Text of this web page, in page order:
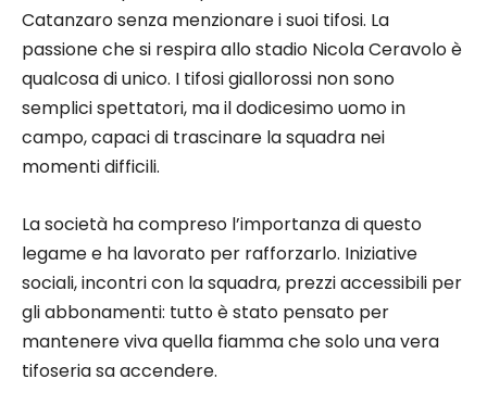
Catanzaro senza menzionare i suoi tifosi. La
passione che si respira allo stadio Nicola Ceravolo è
qualcosa di unico. I tifosi giallorossi non sono
semplici spettatori, ma il dodicesimo uomo in
campo, capaci di trascinare la squadra nei
momenti difficili.
La società ha compreso l’importanza di questo
legame e ha lavorato per rafforzarlo. Iniziative
sociali, incontri con la squadra, prezzi accessibili per
gli abbonamenti: tutto è stato pensato per
mantenere viva quella fiamma che solo una vera
tifoseria sa accendere.